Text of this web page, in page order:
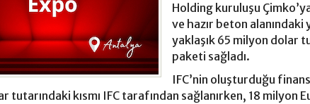
Holding kuruluşu
ve hazır beton alanındaki
yaklaşık 65 milyon dolar
paketi sağladı.
IFC’nin oluşturduğu
tutarındaki kısmı IFC tarafından sağlanırken, 18 milyon